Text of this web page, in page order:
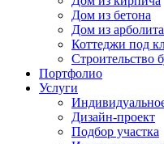
Дом из бетона
Дом из арболита
Коттеджи под
Строительство
Портфолио
Услуги
Дизайн-проект
Подбор участка